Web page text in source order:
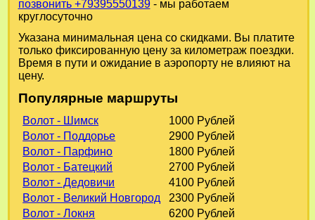
позвонить +79395550139- мы работаем
круглосуточно
Указана минимальная цена со скидками. Вы платите
только фиксированную цену за километраж поездки.
Время в пути и ожидание в аэропорту не влияют на
цену.
Популярные маршруты
Волот - Шимск
1000 Рублей
Волот - Поддорье
2900 Рублей
Волот - Парфино
1800 Рублей
Волот - Батецкий
2700 Рублей
Волот - Дедовичи
4100 Рублей
Волот - Великий Новгород
2300 Рублей
Волот - Локня
6200 Рублей